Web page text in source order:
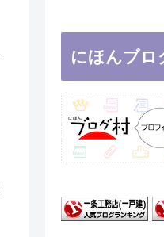
にほんブロ